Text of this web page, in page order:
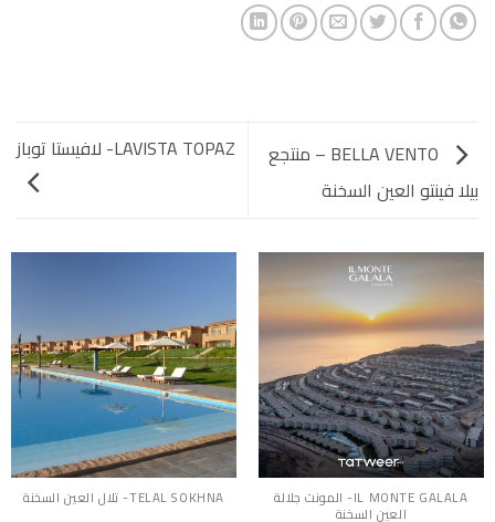
BELLA VENTO – منتجع
بيلا فينتو العين السخنة
LAVISTA TOPAZ- لافيستا توباز
IL MONTE GALALA- المونت جلالة
العين السخنة
TELAL SOKHNA- تلال العين السخنة